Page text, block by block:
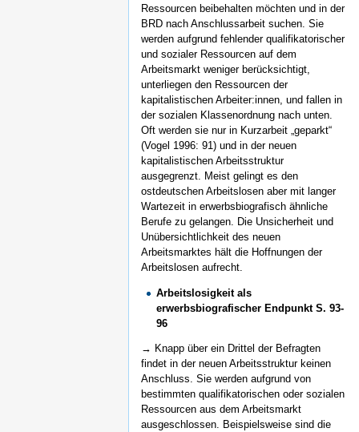
Ressourcen beibehalten möchten und in der
BRD nach Anschlussarbeit suchen. Sie
werden aufgrund fehlender qualifikatorischer
und sozialer Ressourcen auf dem
Arbeitsmarkt weniger berücksichtigt,
unterliegen den Ressourcen der
kapitalistischen Arbeiter:innen, und fallen in
der sozialen Klassenordnung nach unten.
Oft werden sie nur in Kurzarbeit „geparkt“
(Vogel 1996: 91) und in der neuen
kapitalistischen Arbeitsstruktur
ausgegrenzt. Meist gelingt es den
ostdeutschen Arbeitslosen aber mit langer
Wartezeit in erwerbsbiografisch ähnliche
Berufe zu gelangen. Die Unsicherheit und
Unübersichtlichkeit des neuen
Arbeitsmarktes hält die Hoffnungen der
Arbeitslosen aufrecht.
Arbeitslosigkeit als
erwerbsbiografischer Endpunkt S. 93-
96
→ Knapp über ein Drittel der Befragten
findet in der neuen Arbeitsstruktur keinen
Anschluss. Sie werden aufgrund von
bestimmten qualifikatorischen oder sozialen
Ressourcen aus dem Arbeitsmarkt
ausgeschlossen. Beispielsweise sind die